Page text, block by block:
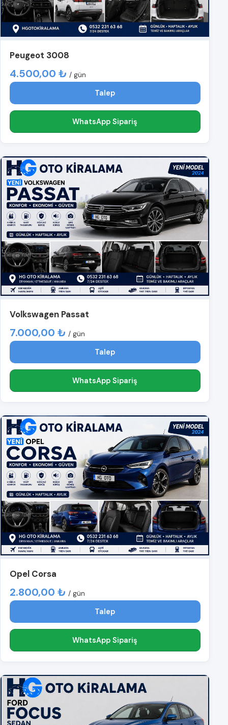
Peugeot 3008
4.500,00 ₺ / gün
Talep
WhatsApp Sipariş
Volkswagen Passat
7.000,00 ₺ / gün
Talep
WhatsApp Sipariş
Opel Corsa
2.800,00 ₺ / gün
Talep
WhatsApp Sipariş